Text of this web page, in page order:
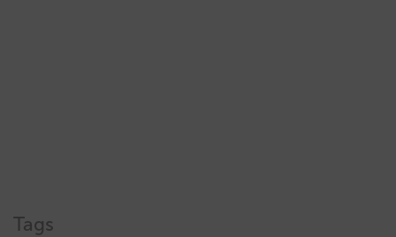
Tags